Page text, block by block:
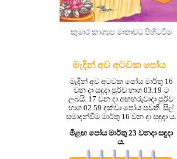
කුමාර කාශ්‍යප මාතාවට පිහිටවීම
මැදින් අව අටවක පෝය
මැදින් අව අටවක පෝය මාර්තු 16
වන දා සඳුදා පූර්ව භාග 03.19 ට
ලබයි. 17 වන දා අඟහරුවාදා පූර්ව
භාග 02.59 දක්වා පෝය පවතී. සිල්
සමාදන්වීම මාර්තු 16 වන දා සඳුදා ය.
මීළඟ පෝය මාර්තු 23 වනදා සඳුදා
ය.